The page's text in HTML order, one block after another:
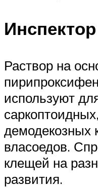
Раствор на
используют
демодекозных
власоедов.
клещей на
развития.